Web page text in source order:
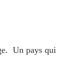
Un pays qui